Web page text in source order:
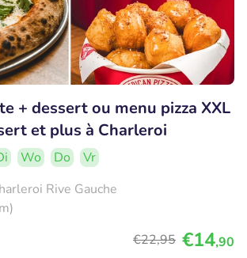
+ dessert ou menu pizza XXL
et plus à Charleroi
Wo Do
Vr
Rive Gauche
€22,95 €14,90